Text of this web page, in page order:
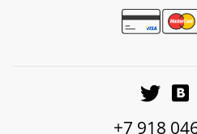
+7 918